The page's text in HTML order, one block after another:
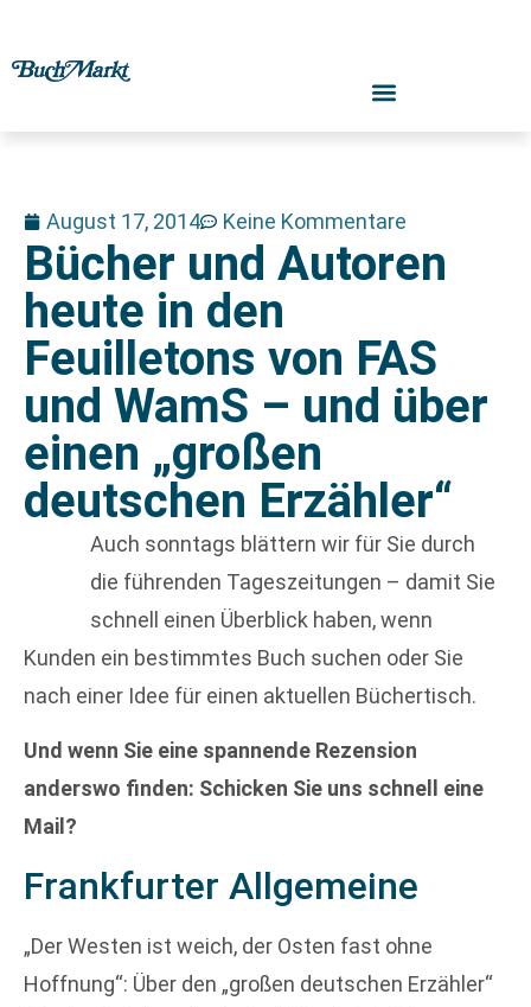
August 17, 2014 Keine Kommentare
Bücher und Autoren
heute in den
Feuilletons von FAS
und WamS – und über
einen „großen
deutschen Erzähler“
Auch sonntags blättern wir für Sie durch
die führenden Tageszeitungen – damit Sie
schnell einen Überblick haben, wenn
Kunden ein bestimmtes Buch suchen oder Sie
nach einer Idee für einen aktuellen Büchertisch.
Und wenn Sie eine spannende Rezension
anderswo finden: Schicken Sie uns schnell eine
Mail?
Frankfurter Allgemeine
„Der Westen ist weich, der Osten fast ohne
Hoffnung“: Über den „großen deutschen Erzähler“